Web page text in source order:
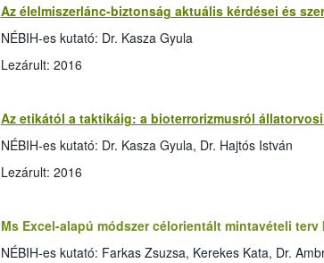
Az élelmiszerlánc-biztonság aktuális kérdései és
NÉBIH-es kutató: Dr. Kasza Gyula
Lezárult: 2016
Az etikától a taktikáig: a bioterrorizmusról
NÉBIH-es kutató: Dr. Kasza Gyula, Dr. Hajtós István
Lezárult: 2016
Ms Excel-alapú módszer célorientált mintavételi terv
NÉBIH-es kutató: Farkas Zsuzsa, Kerekes Kata, Dr.